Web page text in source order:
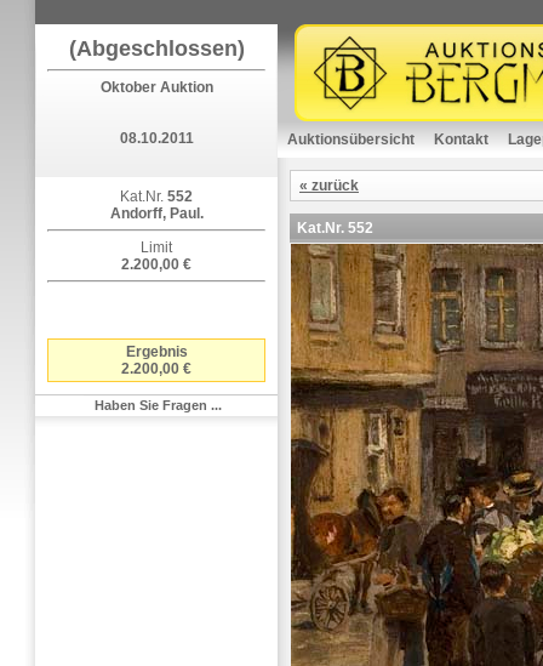
(Abgeschlossen)
Oktober Auktion
08.10.2011
Kat.Nr. 552
Andorff, Paul.
Limit
2.200,00 €
Ergebnis
2.200,00 €
Haben Sie Fragen ...
Auktionsübersicht Kontakt
« zurück
Kat.Nr. 552